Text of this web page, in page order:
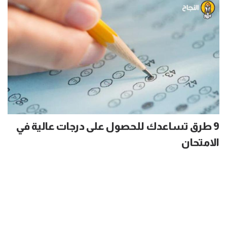
9 طرق تساعدك للحصول على درجات عالية في
الامتحان